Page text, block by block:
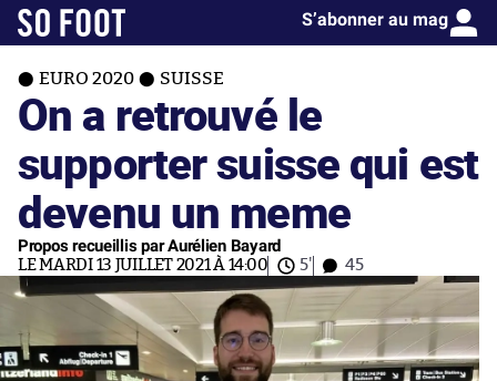
S’abonner au mag
EURO 2020 SUISSE
On a retrouvé le
supporter suisse qui est
devenu un meme
Propos recueillis par Aurélien Bayard
LE MARDI 13 JUILLET 2021 À 14:00 5' 45